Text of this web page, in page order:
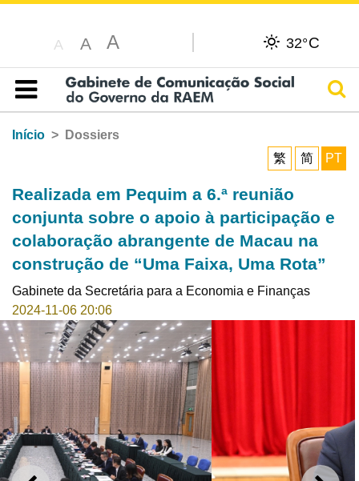
A A A 32°C
Índice
Início
Dossiers
繁
简 PT
Realizada em Pequim a 6.ª reunião
conjunta sobre o apoio à participação e
colaboração abrangente de Macau na
construção de “Uma Faixa, Uma Rota”
Gabinete da Secretária para a Economia e Finanças
2024-11-06 20:06